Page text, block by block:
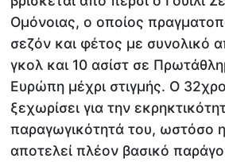
Ομόνοιας, ο οποίος
σεζόν και φέτος με συνολικό
γκολ και 10 ασίστ σε
Ευρώπη μέχρι στιγμής. Ο
ξεχωρίσει για την
παραγωγικότητά του, ωστόσο η
αποτελεί πλέον βασικό